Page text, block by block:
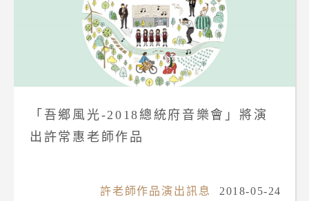
「吾鄉風光-2018總統府音樂會」將演
出許常惠老師作品
許老師作品演出訊息 2018-05-24